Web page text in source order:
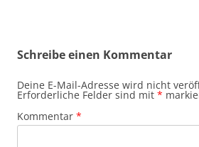
Schreibe einen Kommentar
Deine E-Mail-Adresse wird nicht
Erforderliche Felder sind mit *
Kommentar *